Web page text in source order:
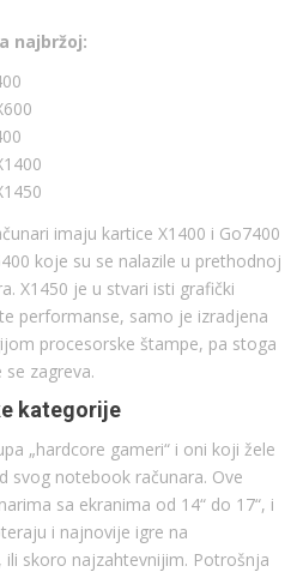
najbržoj:
imaju kartice X1400 i Go7400
koje su se nalazile u prethodnoj
X1450 je u stvari isti grafički
performanse, samo je izradjena
procesorske štampe, pa stoga
zagreva.
kategorije
„hardcore gameri“ i oni koji žele
svog notebook računara. Ove
sa ekranima od 14“ do 17“, i
i najnovije igre na
skoro najzahtevnijim. Potrošnja